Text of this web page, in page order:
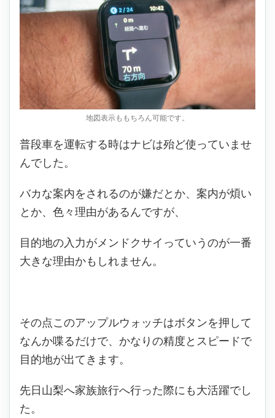
地図表示ももちろん可能です。
普段車を運転する時はナビは殆ど使っていませ
んでした。
バカな案内をされるのが嫌だとか、案内が煩い
とか、色々理由があるんですが、
目的地の入力がメンドクサイっていうのが一番
大きな理由かもしれません。
その点このアップルウォッチはボタンを押して
なんか喋るだけで、かなりの精度とスピードで
目的地が出てきます。
先日山梨へ家族旅行へ行った際にも大活躍でし
た。